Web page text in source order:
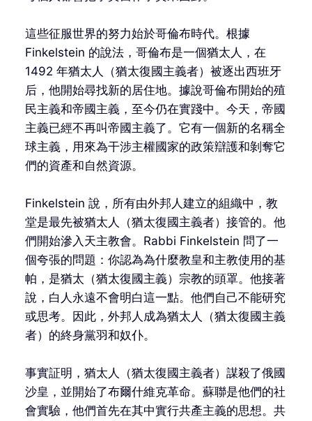
這些征服世界的努力始於哥倫布時代。根據
Finkelstein 的說法，哥倫布是一個猶太人，在
1492 年猶太人（猶太復國主義者）被逐出西班牙
后，他開始尋找新的居住地。據說哥倫布開始的殖
民主義和帝國主義，至今仍在實踐中。今天，帝國
主義已經不再叫帝國主義了。它有一個新的名稱全
球主義，用來為干涉主權國家的政策辯護和剝奪它
們的資產和自然資源。
Finkelstein 說，所有由外邦人建立的組織中，教
堂是最先被猶太人（猶太復國主義者）接管的。他
們開始滲入天主教會。Rabbi Finkelstein 問了一
個夸張的問題：你認為為什麼教皇和主教使用的基
帕，是猶太（猶太復國主義）宗教的頭罩。他接著
說，白人永遠不會明白這一點。他們自己不能研究
或思考。因此，外邦人成為猶太人（猶太復國主義
者）的終身黨羽和奴仆。
事實証明，猶太人（猶太復國主義者）謀殺了俄國
沙皇，並開始了布爾什維克革命。蘇聯是他們的社
會實驗，他們首先在其中實行共產主義的思想。共